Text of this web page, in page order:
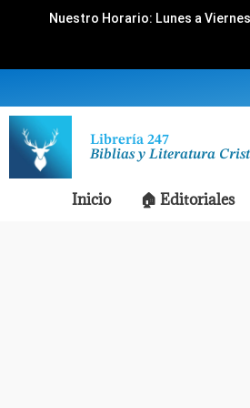
Nuestro Horario: Lunes a
Librería 247
Biblias y Literatura
Inicio 🏠 Editoriales